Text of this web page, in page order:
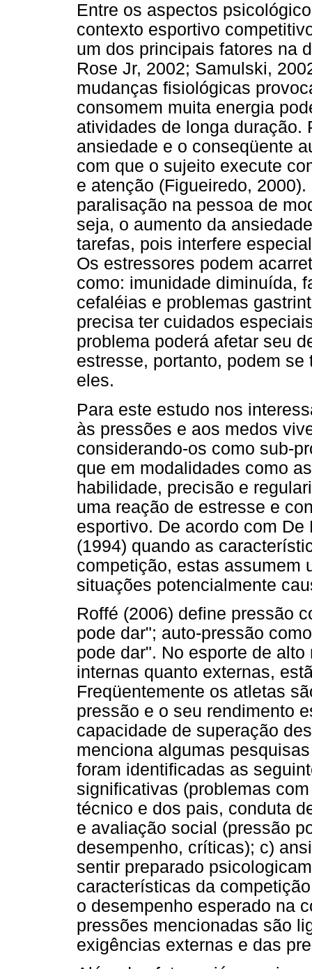
Entre os aspectos
contexto esportivo
um dos principais fatores na
Rose Jr, 2002; Samulski,
mudanças fisiológicas
consomem muita energia
atividades de longa duração.
ansiedade e o conseqüente
com que o sujeito execute
e atenção (Figueiredo,
paralisação na pessoa de
seja, o aumento da
tarefas, pois interfere
Os estressores podem
como: imunidade diminuída,
cefaléias e problemas
precisa ter cuidados
problema poderá afetar seu
estresse, portanto, podem
eles.
Para este estudo nos
às pressões e aos medos
considerando-os como sub-
que em modalidades como
habilidade, precisão e
uma reação de estresse e
esportivo. De acordo com
(1994) quando as
competição, estas assumem
situações potencialmente
Roffé (2006) define pressão
pode dar"; auto-pressão
pode dar". No esporte de
internas quanto externas,
Freqüentemente os atletas
pressão e o seu rendimento
capacidade de superação
menciona algumas
foram identificadas as
significativas (problemas
técnico e dos pais, conduta
e avaliação social (pressão
desempenho, críticas); c)
sentir preparado
características da
o desempenho esperado na
pressões mencionadas são
exigências externas e das